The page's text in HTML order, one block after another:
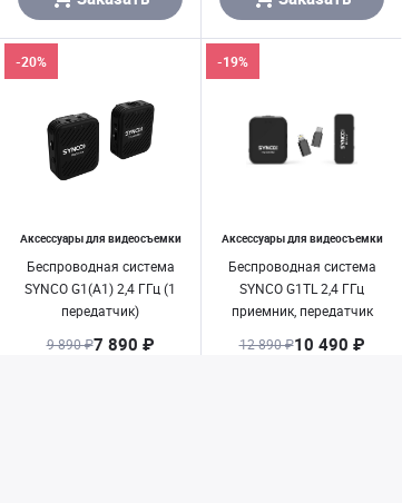
Аксессуары для видеосъемки
Беспроводная система
SYNCO G1(A1) 2,4 ГГц (1
передатчик)
-20%
9 890 ₽7 890 ₽
Аксессуары для видеосъемки
Беспроводная система
SYNCO G1TL 2,4 ГГц
приемник, передатчик
Lightning)
-19%
12 890 ₽10 490 ₽